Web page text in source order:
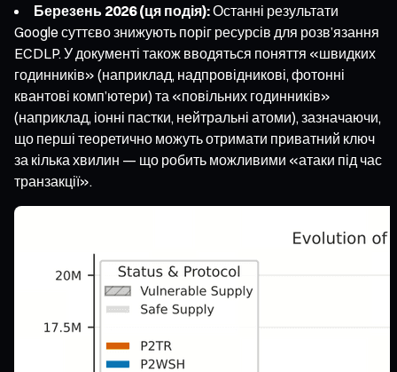
Березень 2026 (ця подія):Останні результати
Google суттєво знижують поріг ресурсів для розв’язання
ECDLP. У документі також вводяться поняття «швидких
годинників» (наприклад, надпровідникові, фотонні
квантові комп’ютери) та «повільних годинників»
(наприклад, іонні пастки, нейтральні атоми), зазначаючи,
що перші теоретично можуть отримати приватний ключ
за кілька хвилин — що робить можливими «атаки під час
транзакції».